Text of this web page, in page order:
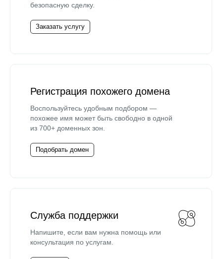
безопасную сделку.
Заказать услугу
Регистрация похожего домена
Воспользуйтесь удобным подбором —
похожее имя может быть свободно в одной
из 700+ доменных зон.
Подобрать домен
Служба поддержки
Напишите, если вам нужна помощь или
консультация по услугам.